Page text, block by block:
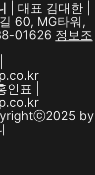
| 대표 김대한 |
60, MG타워,
01626 정보조
표 |
by